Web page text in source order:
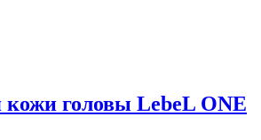
кожи головы LebeL ONE